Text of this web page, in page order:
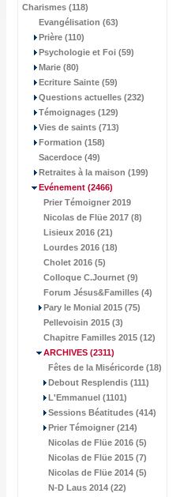
Charismes (118)
Evangélisation (63)
Prière (110)
Psychologie et Foi (59)
Marie (80)
Ecriture Sainte (59)
Questions actuelles (232)
Témoignages (129)
Vies de saints (713)
Formation (158)
Sacerdoce (49)
Retraites à la maison (199)
Evénement (2466)
Prier Témoigner 2019
Nicolas de Flüe 2017 (8)
Lisieux 2016 (21)
Lourdes 2016 (18)
Cholet 2016 (5)
Colloque C.Journet (9)
Forum Jésus&Familles (4)
Pary le Monial 2015 (75)
Pellevoisin 2015 (3)
Chapitre Familles 2015 (12)
ARCHIVES (2311)
Fêtes de la Miséricorde (18)
Debout Resplendis (111)
L'Emmanuel (1101)
Sessions Béatitudes (414)
Prier Témoigner (214)
Nicolas de Flüe 2016 (5)
Nicolas de Flüe 2015 (7)
Nicolas de Flüe 2014 (5)
N-D Laus 2014 (22)